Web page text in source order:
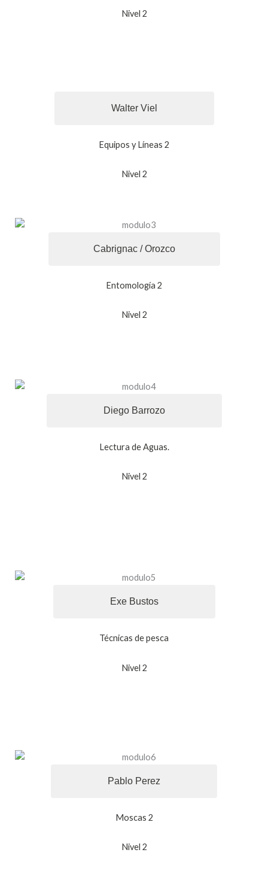
Nivel 2
Walter Viel
Equipos y Líneas 2
Nivel 2
Cabrignac / Orozco
Entomología 2
Nivel 2
Diego Barrozo
Lectura de Aguas.
Nivel 2
Exe Bustos
Técnicas de pesca
Nivel 2
Pablo Perez
Moscas 2
Nivel 2